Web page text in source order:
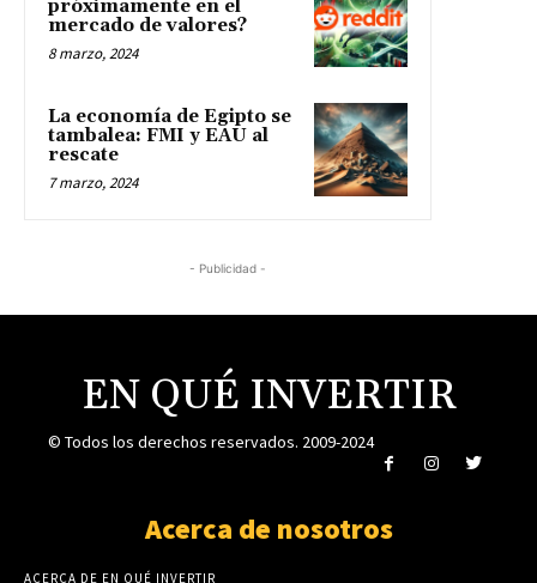
próximamente en el
mercado de valores?
8 marzo, 2024
La economía de Egipto se
tambalea: FMI y EAU al
rescate
7 marzo, 2024
- Publicidad -
EN QUÉ INVERTIR
© Todos los derechos reservados. 2009-2024
Acerca de nosotros
ACERCA DE EN QUÉ INVERTIR